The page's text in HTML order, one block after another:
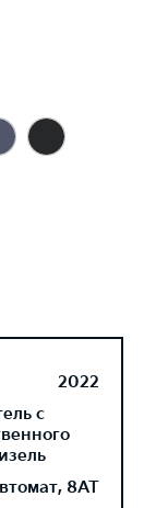
2022
с
8AT